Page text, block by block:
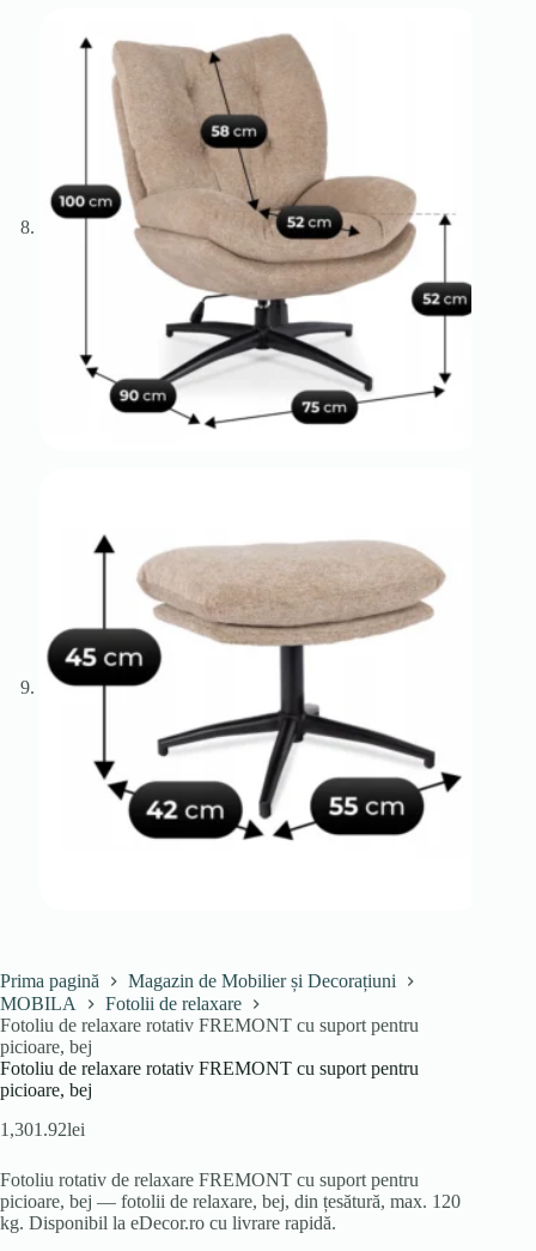
Prima pagină
Magazin de Mobilier și Decorațiuni
MOBILA
Fotolii de relaxare
Fotoliu de relaxare rotativ FREMONT cu suport pentru
picioare, bej
Fotoliu de relaxare rotativ FREMONT cu suport pentru
picioare, bej
1,301.92lei
Fotoliu rotativ de relaxare FREMONT cu suport pentru
picioare, bej — fotolii de relaxare, bej, din țesătură, max. 120
kg. Disponibil la eDecor.ro cu livrare rapidă.